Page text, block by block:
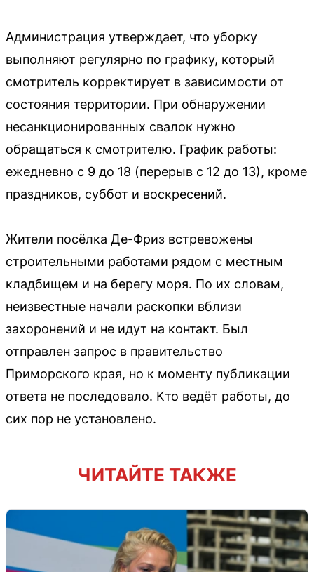
Администрация утверждает, что уборку
выполняют регулярно по графику, который
смотритель корректирует в зависимости от
состояния территории. При обнаружении
несанкционированных свалок нужно
обращаться к смотрителю. График работы:
ежедневно с 9 до 18 (перерыв с 12 до 13), кроме
праздников, суббот и воскресений.
Жители посёлка Де-Фриз встревожены
строительными работами рядом с местным
кладбищем и на берегу моря. По их словам,
неизвестные начали раскопки вблизи
захоронений и не идут на контакт. Был
отправлен запрос в правительство
Приморского края, но к моменту публикации
ответа не последовало. Кто ведёт работы, до
сих пор не установлено.
ЧИТАЙТЕ ТАКЖЕ